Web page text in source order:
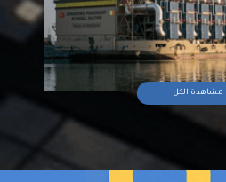
مشاهدة الكل